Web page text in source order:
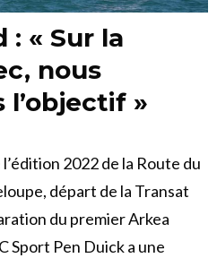
: « Sur la
nous
l’objectif »
2022 de la Route du
départ de la Transat
du premier Arkea
Sport Pen Duick a une